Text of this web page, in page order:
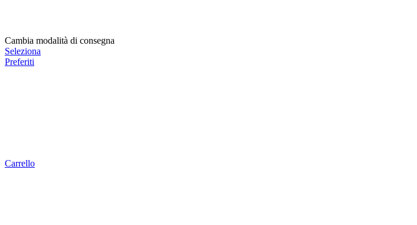
Cambia modalità di consegna
Seleziona
Preferiti
Carrello